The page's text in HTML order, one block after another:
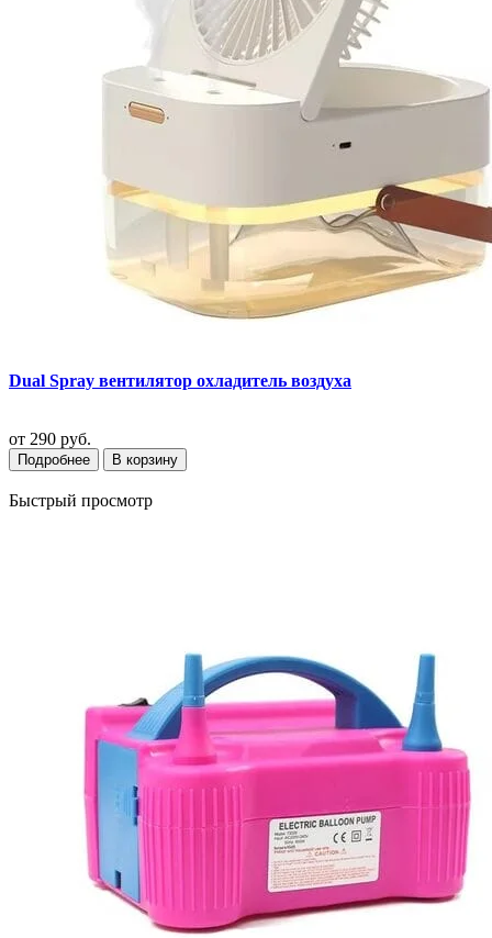
Dual Spray вентилятор охладитель воздуха
от 290 руб.
Подробнее В корзину
Быстрый просмотр